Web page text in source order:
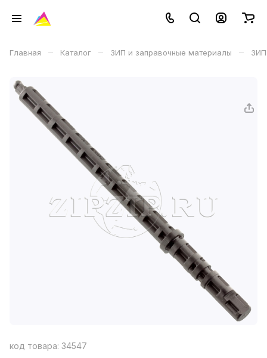
Главная – Каталог – ЗИП и заправочные материалы – ЗИП
код товара: 34547